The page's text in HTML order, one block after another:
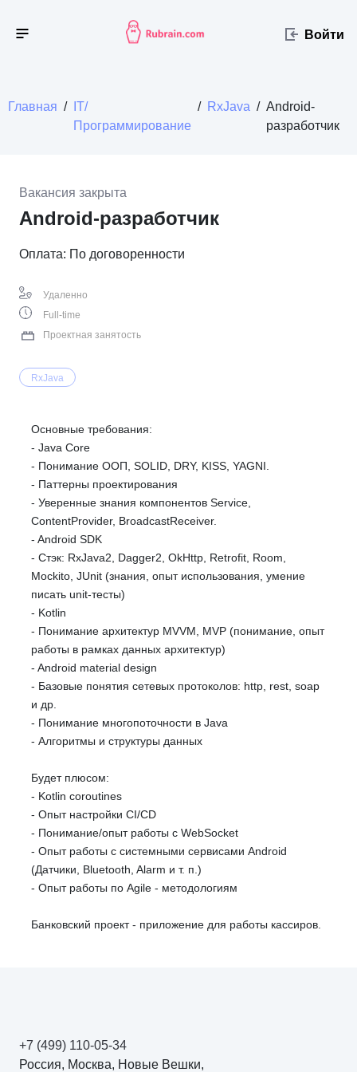
Войти
Главная /
IT/
Программирование
/ RxJava / Android-
разработчик
Android-разработчик
Вакансия закрыта
Оплата: По договоренности
Удаленно
Full-time
Проектная занятость
RxJava
Основные требования:
- Java Core
- Понимание ООП, SOLID, DRY, KISS, YAGNI.
- Паттерны проектирования
- Уверенные знания компонентов Service,
ContentProvider, BroadcastReceiver.
- Android SDK
- Стэк: RxJava2, Dagger2, OkHttp, Retrofit, Room,
Mockito, JUnit (знания, опыт использования, умение
писать unit-тесты)
- Kotlin
- Понимание архитектур MVVM, MVP (понимание, опыт
работы в рамках данных архитектур)
- Android material design
- Базовые понятия сетевых протоколов: http, rest, soap
и др.
- Понимание многопоточности в Java
- Алгоритмы и структуры данных
Будет плюсом:
- Kotlin coroutines
- Опыт настройки CI/CD
- Понимание/опыт работы с WebSocket
- Опыт работы с системными сервисами Android
(Датчики, Bluetooth, Alarm и т. п.)
- Опыт работы по Agile - методологиям
Банковский проект - приложение для работы кассиров.
+7 (499) 110-05-34
Россия, Москва, Новые Вешки,